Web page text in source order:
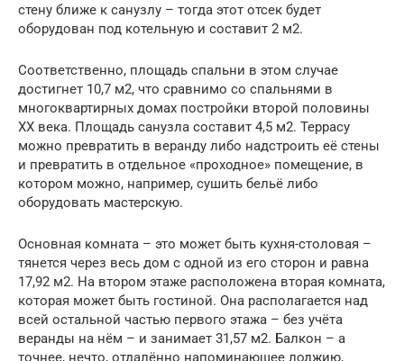
стену ближе к санузлу – тогда этот отсек будет
оборудован под котельную и составит 2 м2.
Соответственно, площадь спальни в этом случае
достигнет 10,7 м2, что сравнимо со спальнями в
многоквартирных домах постройки второй половины
XX века. Площадь санузла составит 4,5 м2. Террасу
можно превратить в веранду либо надстроить её стены
и превратить в отдельное «проходное» помещение, в
котором можно, например, сушить бельё либо
оборудовать мастерскую.
Основная комната – это может быть кухня-столовая –
тянется через весь дом с одной из его сторон и равна
17,92 м2. На втором этаже расположена вторая комната,
которая может быть гостиной. Она располагается над
всей остальной частью первого этажа – без учёта
веранды на нём – и занимает 31,57 м2. Балкон – а
точнее, нечто, отдалённо напоминающее лоджию,